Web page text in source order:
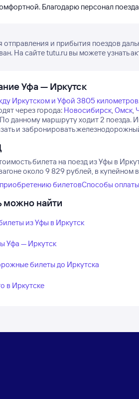
Благодарю персонал
и прибытия поездов
На сайте tutu.ru вы можете узнать
Уфа — Иркутск
Иркутском и Уфой 3805 километров
через города: Новосибирск,Омск,
По данному маршруту ходит 2 поезда.
и забронировать
билета на поезд из Уфы в
около 9 829 рублей, в купейном
билетовСпособы оплаты
можно найти
из Уфы в Иркутск
Уфа — Иркутск
билеты до Иркутска
в Иркутске